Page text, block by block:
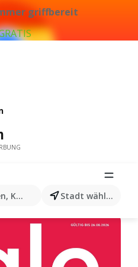
griffbereit
Kategorien, Produkten...
Stadt wählen